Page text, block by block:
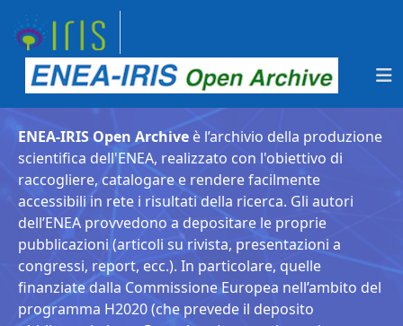
ENEA-IRIS Open Archive è l’archivio della produzione
scientifica dell'ENEA, realizzato con l'obiettivo di
raccogliere, catalogare e rendere facilmente
accessibili in rete i risultati della ricerca. Gli autori
dell’ENEA provvedono a depositare le proprie
pubblicazioni (articoli su rivista, presentazioni a
congressi, report, ecc.). In particolare, quelle
finanziate dalla Commissione Europea nell’ambito del
programma H2020 (che prevede il deposito